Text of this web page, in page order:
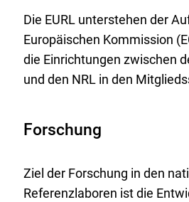
Die EURL unterstehen der
Europäischen Kommission
die Einrichtungen zwischen
und den NRL in den
Forschung
Ziel der Forschung in den
Referenzlaboren ist die